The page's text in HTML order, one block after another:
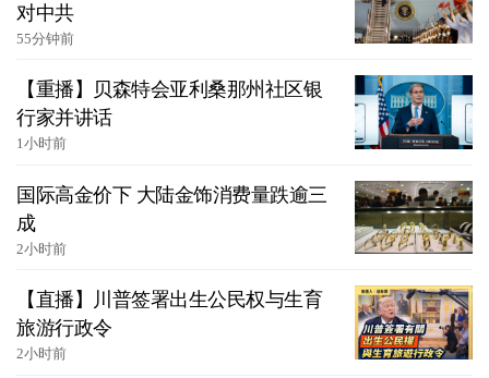
对中共
55分钟前
【重播】贝森特会亚利桑那州社区银
行家并讲话
1小时前
国际高金价下 大陆金饰消费量跌逾三
成
2小时前
【直播】川普签署出生公民权与生育
旅游行政令
2小时前